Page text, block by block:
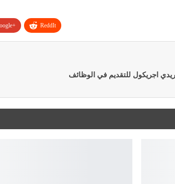
ReddIt
اجريكول للتقديم في الوظائف